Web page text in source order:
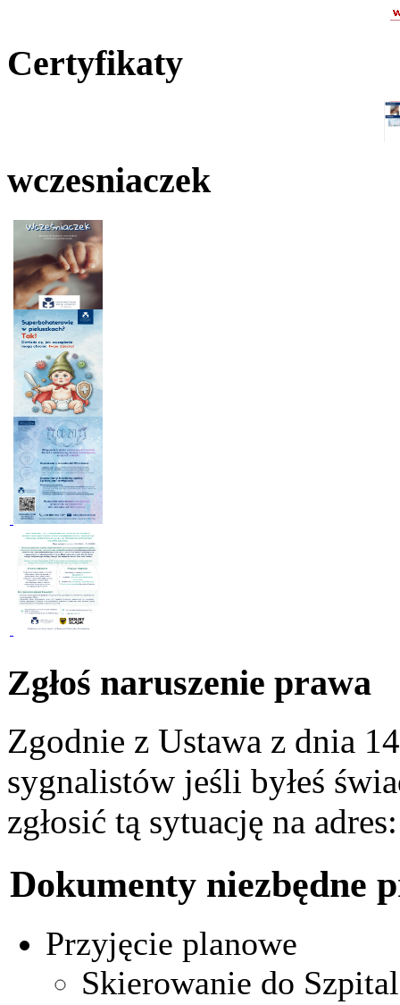
Certyfikaty
wczesniaczek
Zgłoś naruszenie prawa
Zgodnie z Ustawa z dnia
sygnalistów jeśli byłeś
zgłosić tą sytuację na
Dokumenty niezbędne
Przyjęcie planowe
Skierowanie do